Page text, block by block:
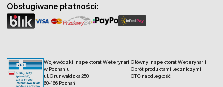
Wojewódzki Inspektorat Weterynarii
w Poznaniu
ul. Grunwaldzka 250
60-166 Poznań
Główny Inspektorat Weterynarii
Obrót produktami leczniczymi
OTC na odległość
Obsługiwane płatności: